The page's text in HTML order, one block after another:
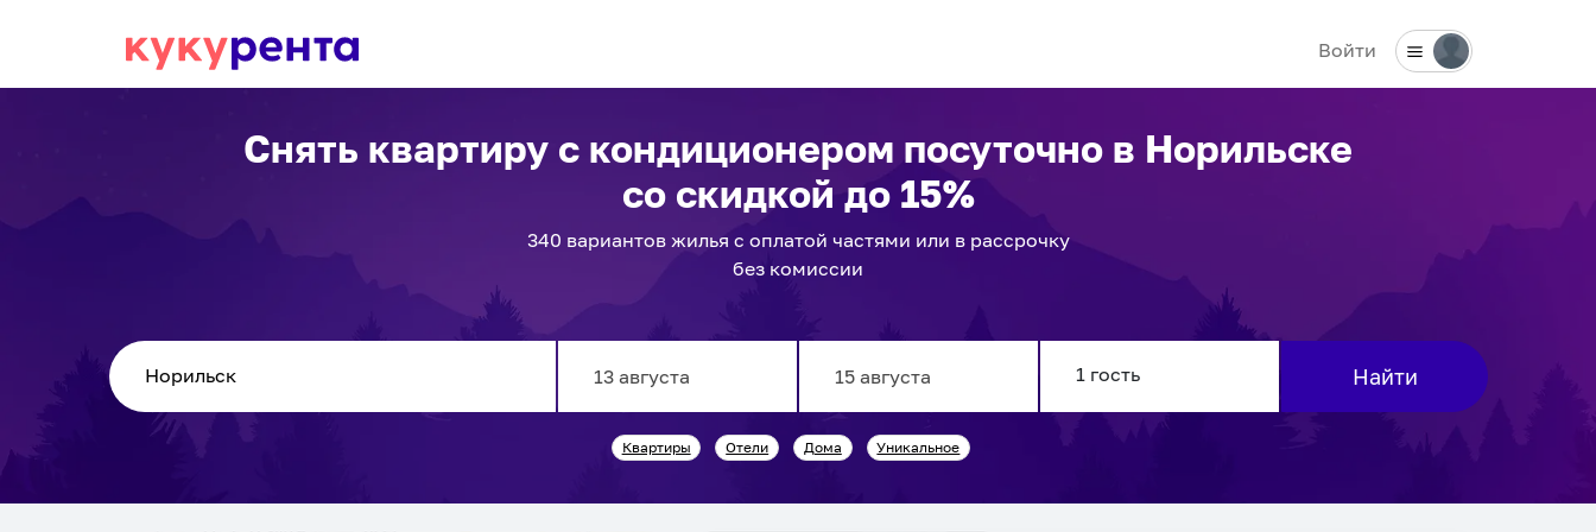
Войти
Снять квартиру с кондиционером посуточно в Норильске
со скидкой до 15%
340 вариантовжилья с оплатой частями или в рассрочку
без комиссии
forward
interact
backward
interact
Найти
Квартиры Отели Дома Уникальное